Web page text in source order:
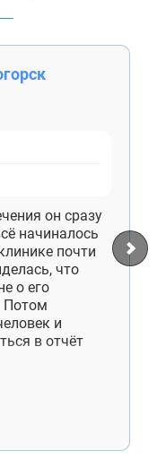
он сразу
начиналось
почти
что
о его
Потом
и
в отчёт
не